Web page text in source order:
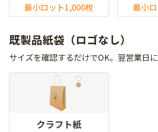
最小ロット1,000枚 最小
既製品紙袋（ロゴなし）
サイズを確認するだけでOK。翌営業日
クラフト紙